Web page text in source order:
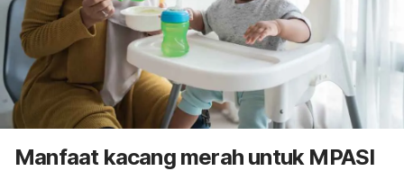
Manfaat kacang merah untuk MPASI